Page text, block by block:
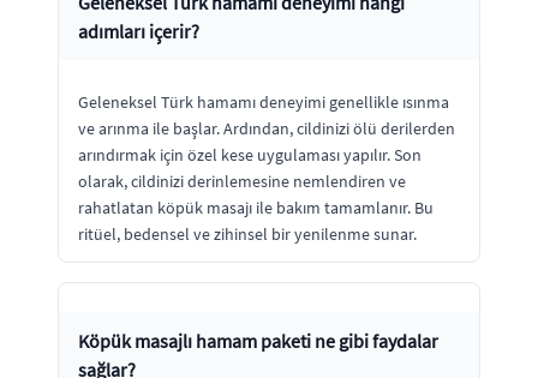
adımları içerir?
Geleneksel Türk hamamı deneyimi genellikle ısınma
ve arınma ile başlar. Ardından, cildinizi ölü derilerden
arındırmak için özel kese uygulaması yapılır. Son
olarak, cildinizi derinlemesine nemlendiren ve
rahatlatan köpük masajı ile bakım tamamlanır. Bu
ritüel, bedensel ve zihinsel bir yenilenme sunar.
Köpük masajlı hamam paketi ne gibi faydalar
sağlar?